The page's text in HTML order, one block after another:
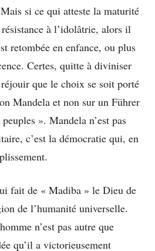
si ce qui atteste la maturité
résistance à l’idolâtrie, alors il
retombée en enfance, ou plus
Certes, quitte à diviniser
que le choix se soit porté
Mandela et non sur un Führer
». Mandela n’est pas
c’est la démocratie qui, en
fait de « Madiba » le Dieu de
de l’humanité universelle.
n’est pas autre que
qu’il a victorieusement